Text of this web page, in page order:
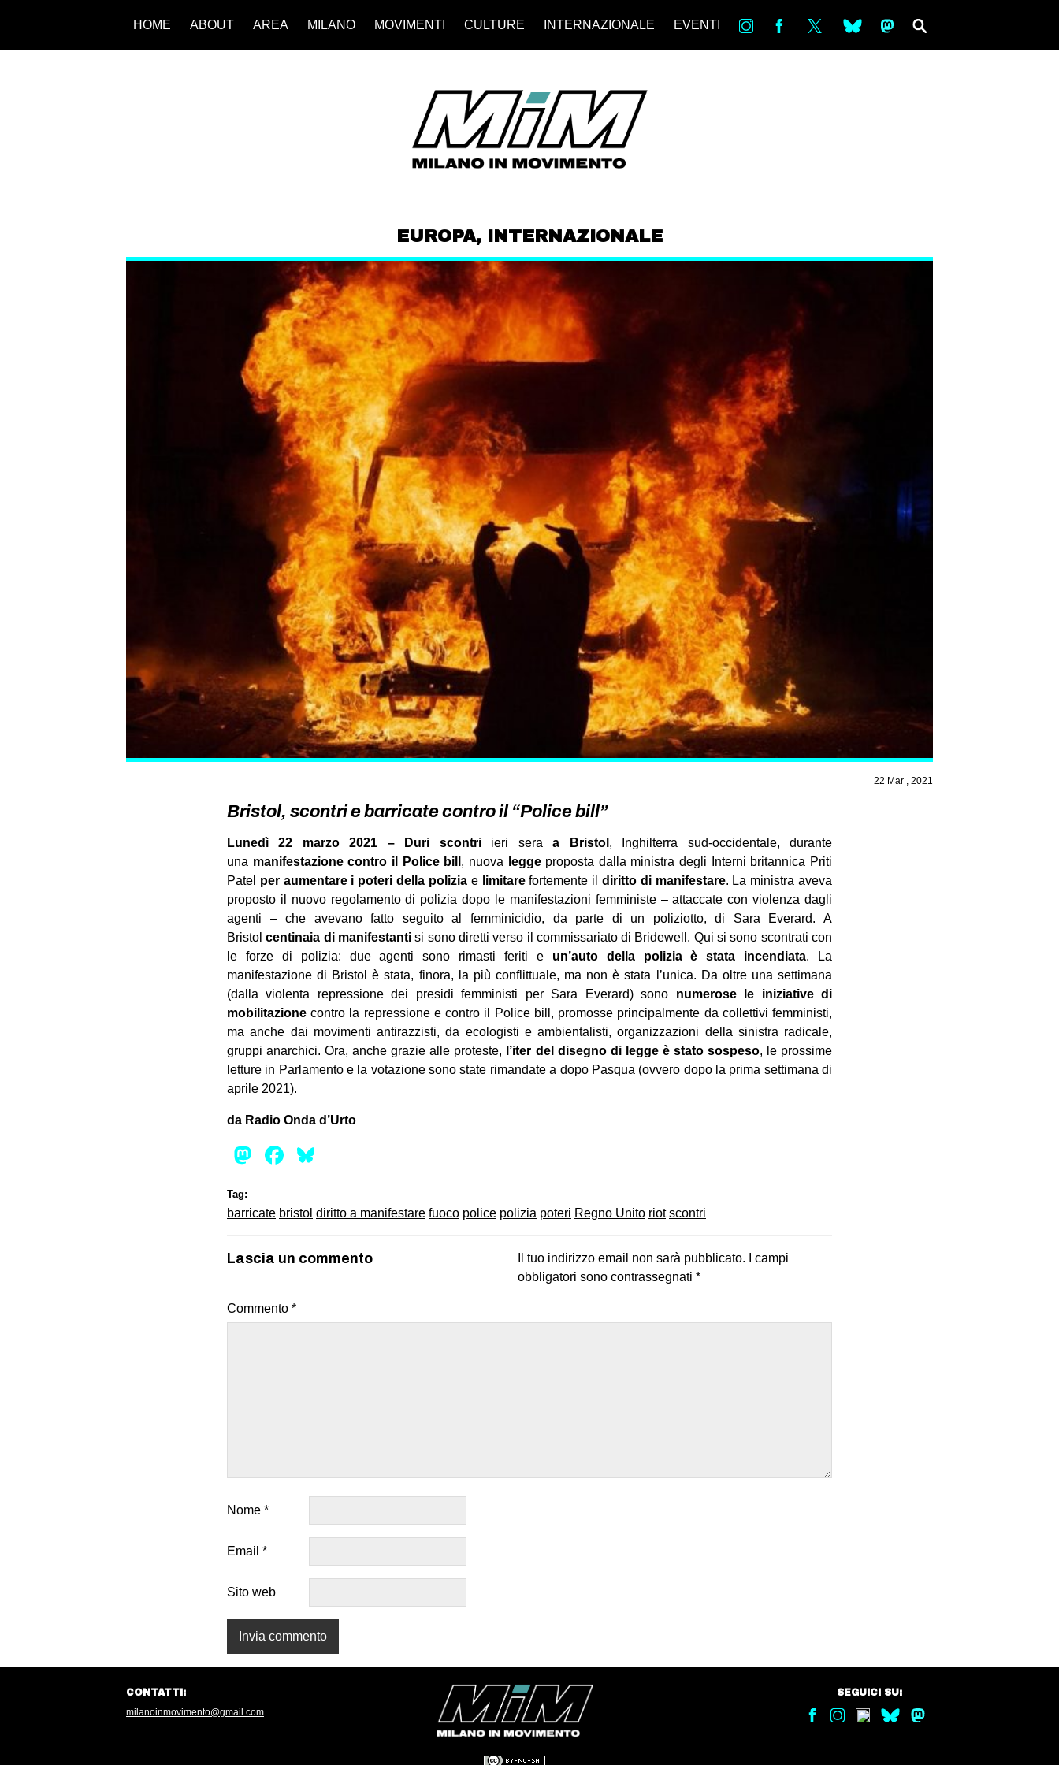
HOME ABOUT AREA MILANO MOVIMENTI CULTURE INTERNAZIONALE EVENTI in bsky ms
EUROPA, INTERNAZIONALE
22 Mar , 2021
Bristol, scontri e barricate contro il “Police bill”
Lunedì 22 marzo 2021 – Duri scontriieri seraa Bristol , Inghilterra sud-occidentale, durante
una manifestazione contro il Police bill , nuova leggeproposta dalla ministra degli Interni britannica Priti
Patel per aumentare i poteri della poliziae limitarefortemente il diritto di manifestare. La ministra aveva
proposto il nuovo regolamento di polizia dopo le manifestazioni femministe – attaccate con violenza dagli
agenti – che avevano fatto seguito al femminicidio, da parte di un poliziotto, di Sara Everard. A
Bristolcentinaia di manifestantisi sono diretti verso il commissariato di Bridewell. Qui si sono scontrati con
le forze di polizia: due agenti sono rimasti feriti e un’auto della polizia è stata incendiata. La
manifestazione di Bristol è stata, finora, la più conflittuale, ma non è stata l’unica. Da oltre una settimana
(dalla violenta repressione dei presidi femministi per Sara Everard) sono numerose le iniziative di
mobilitazionecontro la repressione e contro il Police bill, promosse principalmente da collettivi femministi,
ma anche dai movimenti antirazzisti, da ecologisti e ambientalisti, organizzazioni della sinistra radicale,
gruppi anarchici. Ora, anche grazie alle proteste,
l’iter del disegno di legge è stato sospeso, le prossime
letture in Parlamento e la votazione sono state rimandate a dopo Pasqua (ovvero dopo la prima settimana di
aprile 2021).
da Radio Onda d’Urto
Mastodon
Facebook
Tag:
barricate bristol diritto a manifestare fuoco police polizia poteri Regno Unito riot scontri
Lascia un commento Il tuo indirizzo email non sarà pubblicato.
I campi
obbligatori sono contrassegnati *
Commento *
Nome *
Email *
Sito web
CONTATTI:
milanoinmovimento@gmail.com
SEGUICI SU: